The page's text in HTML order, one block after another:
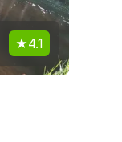
4.1